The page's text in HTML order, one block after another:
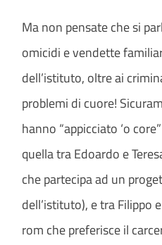
Ma non pensate che si
omicidi e vendette
dell’istituto, oltre ai
problemi di cuore!
hanno “appicciato ‘o
quella tra Edoardo e
che partecipa ad un
dell’istituto), e tra Filippo
rom che preferisce il